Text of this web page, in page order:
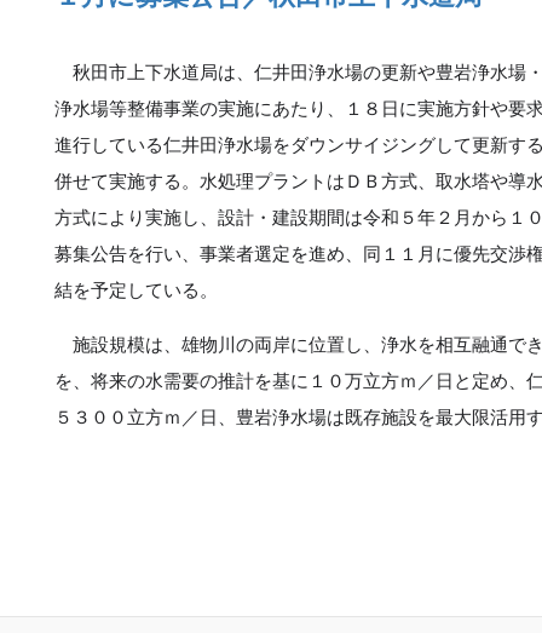
秋田市上下水道局は、仁井田浄水場の更新や豊岩浄水場
浄水場等整備事業の実施にあたり、１８日に実施方針や要
進行している仁井田浄水場をダウンサイジングして更新す
併せて実施する。水処理プラントはＤＢ方式、取水塔や導
方式により実施し、設計・建設期間は令和５年２月から１
募集公告を行い、事業者選定を進め、同１１月に優先交渉
結を予定している。
施設規模は、雄物川の両岸に位置し、浄水を相互融通で
を、将来の水需要の推計を基に１０万立方ｍ／日と定め、
５３００立方ｍ／日、豊岩浄水場は既存施設を最大限活用